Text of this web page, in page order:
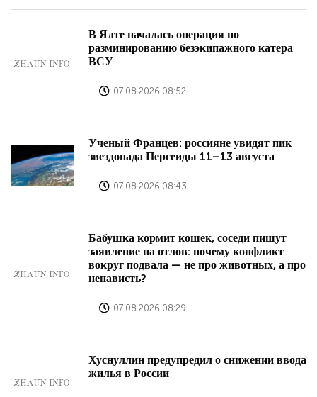
В Ялте началась операция по
разминированию безэкипажного катера
ВСУ
07.08.2026 08:52
Ученый Францев: россияне увидят пик
звездопада Персеиды 11–13 августа
07.08.2026 08:43
Бабушка кормит кошек, соседи пишут
заявление на отлов: почему конфликт
вокруг подвала — не про животных, а про
ненависть?
07.08.2026 08:29
Хуснуллин предупредил о снижении ввода
жилья в России